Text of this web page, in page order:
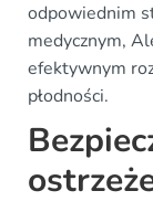
odpowiednim
medycznym,
efektywnym
płodności.